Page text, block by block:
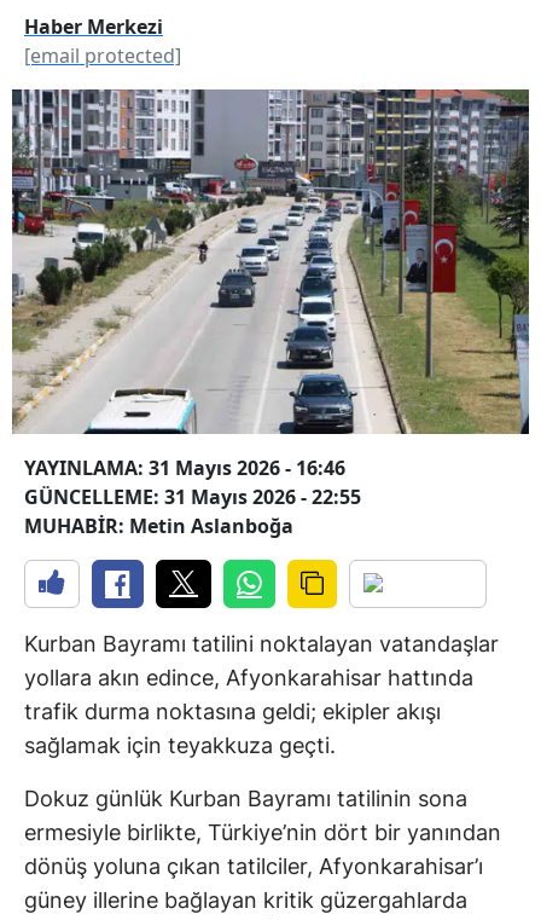
Haber Merkezi
[email protected]
YAYINLAMA: 31 Mayıs 2026 - 16:46
GÜNCELLEME: 31 Mayıs 2026 - 22:55
MUHABİR: Metin Aslanboğa
Kurban Bayramı tatilini noktalayan vatandaşlar
yollara akın edince, Afyonkarahisar hattında
trafik durma noktasına geldi; ekipler akışı
sağlamak için teyakkuza geçti.
Dokuz günlük Kurban Bayramı tatilinin sona
ermesiyle birlikte, Türkiye’nin dört bir yanından
dönüş yoluna çıkan tatilciler, Afyonkarahisar’ı
güney illerine bağlayan kritik güzergahlarda